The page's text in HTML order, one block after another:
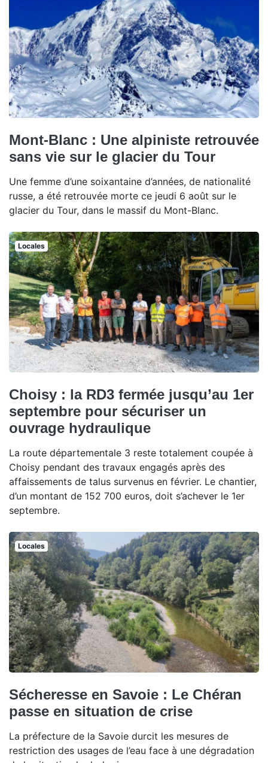
Mont-Blanc : Une alpiniste retrouvée
sans vie sur le glacier du Tour
Une femme d’une soixantaine d’années, de nationalité
russe, a été retrouvée morte ce jeudi 6 août sur le
glacier du Tour, dans le massif du Mont-Blanc.
Locales
Choisy : la RD3 fermée jusqu’au 1er
septembre pour sécuriser un
ouvrage hydraulique
La route départementale 3 reste totalement coupée à
Choisy pendant des travaux engagés après des
affaissements de talus survenus en février. Le chantier,
d’un montant de 152 700 euros, doit s’achever le 1er
septembre.
Locales
Sécheresse en Savoie : Le Chéran
passe en situation de crise
La préfecture de la Savoie durcit les mesures de
restriction des usages de l’eau face à une dégradation